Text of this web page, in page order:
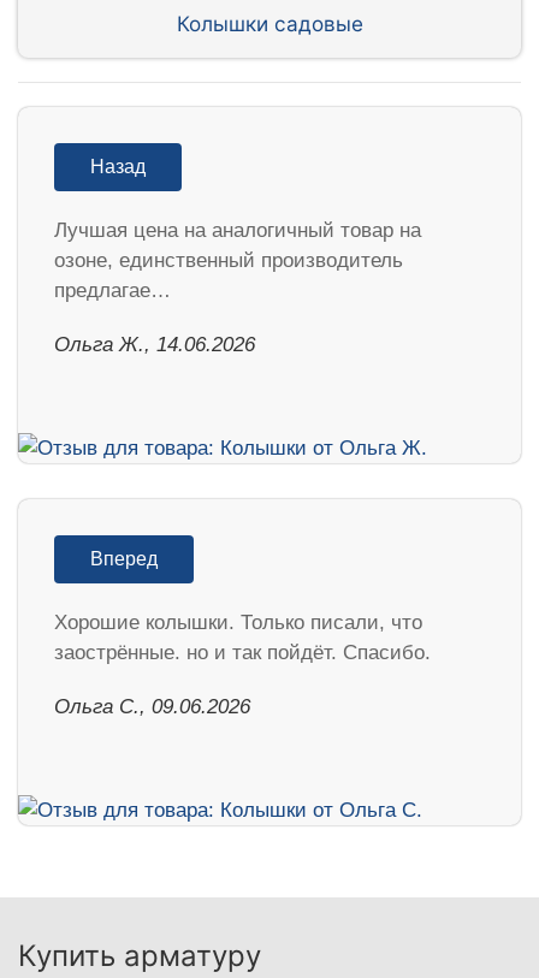
Колышки садовые
Назад
Лучшая цена на аналогичный товар на
озоне, единственный производитель
предлагае…
Ольга Ж., 14.06.2026
Вперед
Хорошие колышки. Только писали, что
заострённые. но и так пойдёт. Спасибо.
Ольга С., 09.06.2026
Купить арматуру